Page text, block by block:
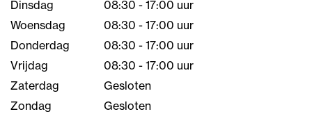
Dinsdag
08:30 - 17:00 uur
Woensdag
08:30 - 17:00 uur
Donderdag
08:30 - 17:00 uur
Vrijdag
08:30 - 17:00 uur
Zaterdag
Gesloten
Zondag
Gesloten